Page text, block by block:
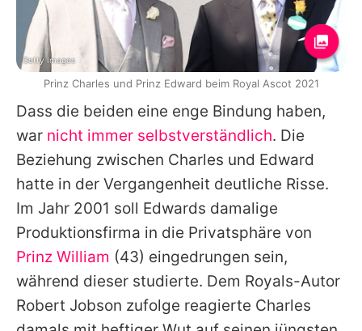
Dass die beiden eine enge Bindung haben,
war nicht immer selbstverständlich. Die
Beziehung zwischen Charles und Edward
hatte in der Vergangenheit deutliche Risse.
Im Jahr 2001 soll Edwards damalige
Produktionsfirma in die Privatsphäre von
Prinz William (43) eingedrungen sein,
während dieser studierte. Dem Royals-Autor
Robert Jobson zufolge reagierte Charles
Getty Images
Prinz Charles und Prinz Edward beim Royal Ascot 2021